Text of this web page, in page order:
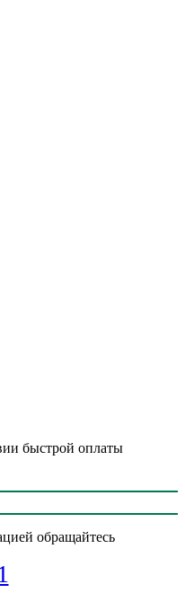
быстрой оплаты
обращайтесь